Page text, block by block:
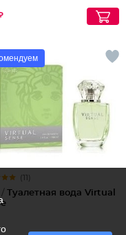
(11)
/ Туалетная вода Virtual